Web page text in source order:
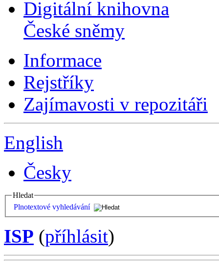
Digitální knihovna
České sněmy
Informace
Rejstříky
Zajímavosti v repozitáři
English
Česky
Hledat
Plnotextové vyhledávání
ISP (příhlásit)